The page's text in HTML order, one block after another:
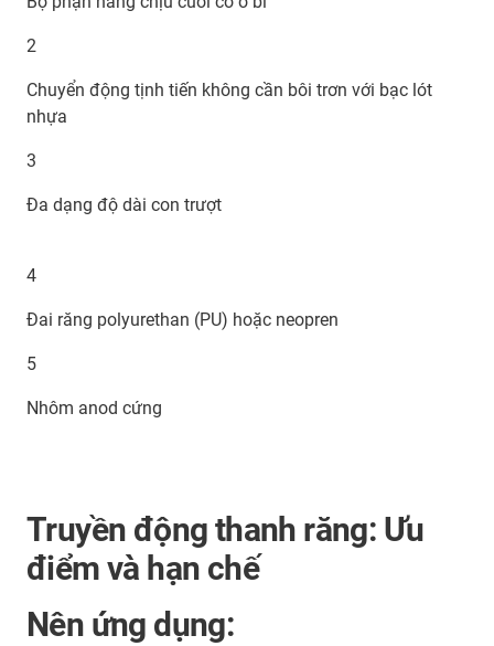
2
Chuyển động tịnh tiến không cần bôi trơn với bạc lót
nhựa
3
Đa dạng độ dài con trượt
4
Đai răng polyurethan (PU) hoặc neopren
5
Nhôm anod cứng
Truyền động thanh răng: Ưu
điểm và hạn chế
Nên ứng dụng: